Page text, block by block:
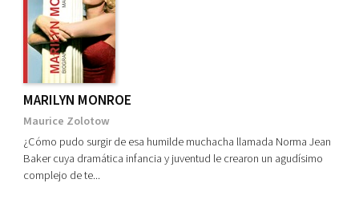
MARILYN MONROE
​Maurice Zolotow
¿Cómo pudo surgir de esa humilde muchacha llamada Norma Jean
Baker cuya dramática infancia y juventud le crearon un agudísimo
complejo de te...